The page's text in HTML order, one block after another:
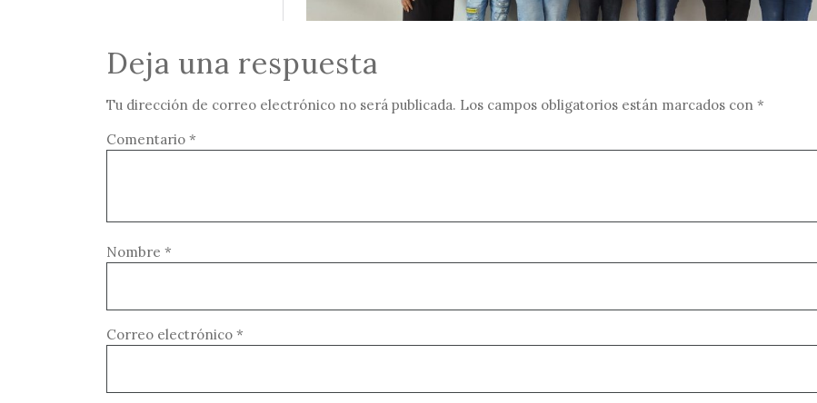
Deja una respuesta
Tu dirección de correo electrónico no será publicada. Los campos obligatorios están marcados con *
Comentario *
Nombre *
Correo electrónico *